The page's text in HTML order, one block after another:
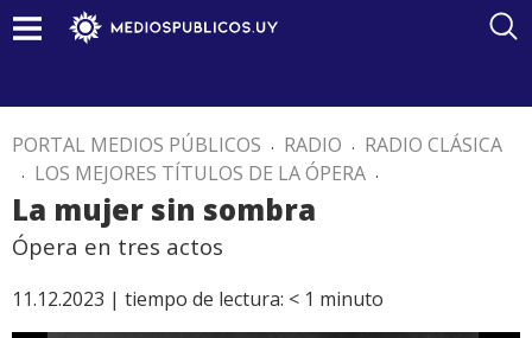
PORTAL MEDIOS PÚBLICOS . RADIO . RADIO CLÁSICA
. LOS MEJORES TÍTULOS DE LA ÓPERA .
La mujer sin sombra
Ópera en tres actos
11.12.2023 | tiempo de lectura: < 1 minuto